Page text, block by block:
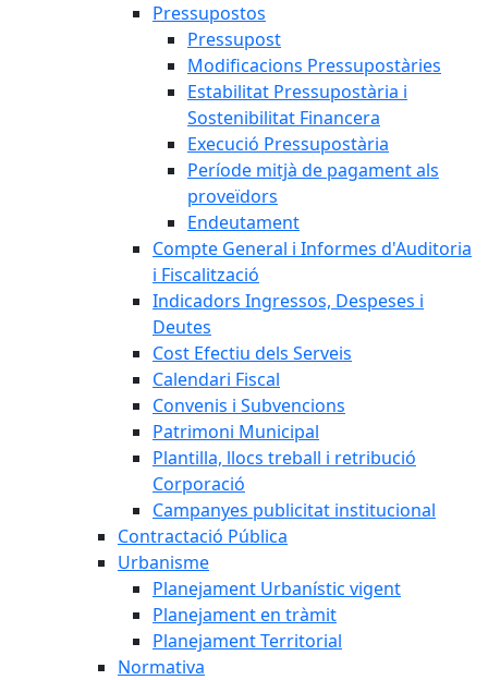
Pressupostos
Pressupost
Modificacions Pressupostàries
Estabilitat Pressupostària i
Sostenibilitat Financera
Execució Pressupostària
Període mitjà de pagament als
proveïdors
Endeutament
Compte General i Informes d'Auditoria
i Fiscalització
Indicadors Ingressos, Despeses i
Deutes
Cost Efectiu dels Serveis
Calendari Fiscal
Convenis i Subvencions
Patrimoni Municipal
Plantilla, llocs treball i retribució
Corporació
Campanyes publicitat institucional
Contractació Pública
Urbanisme
Planejament Urbanístic vigent
Planejament en tràmit
Planejament Territorial
Normativa